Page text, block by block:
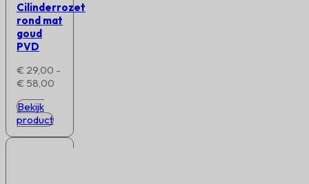
Cilinderrozet
rond mat
goud
PVD
€ 29,00 -
€ 58,00
Bekijk
product